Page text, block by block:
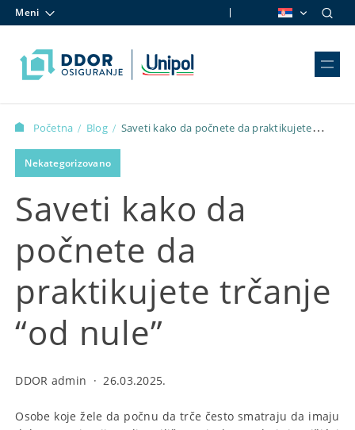
Meni
Početna / Blog / Saveti kako da počnete da praktikujete
trčanje “od nule”
Nekategorizovano
Saveti kako da
počnete da
praktikujete trčanje
“od nule”
DDOR admin ·26.03.2025.
Osobe koje žele da počnu da trče često smatraju da imaju